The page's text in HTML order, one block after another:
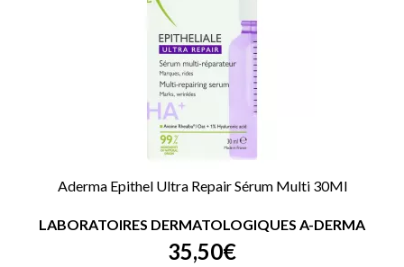
Aderma Epithel Ultra Repair Sérum Multi 30Ml
LABORATOIRES DERMATOLOGIQUES A-DERMA
35,50€